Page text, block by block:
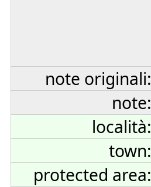
note originali:
note:
località:
town:
protected area: